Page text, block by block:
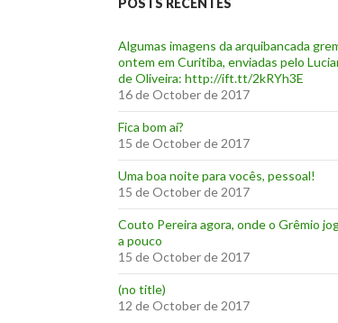
POSTS RECENTES
Algumas imagens da arquibancada
ontem em Curitiba, enviadas pelo
de Oliveira: http://ift.tt/2kRYh3E
16 de October de 2017
‪Fica bom aí?‬
15 de October de 2017
Uma boa noite para vocês, pessoal!
15 de October de 2017
‪Couto Pereira agora, onde o Grêmio
a pouco ‬
15 de October de 2017
(no title)
12 de October de 2017